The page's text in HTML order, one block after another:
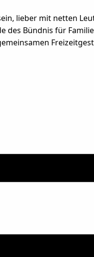
lieber mit netten
des Bündnis für